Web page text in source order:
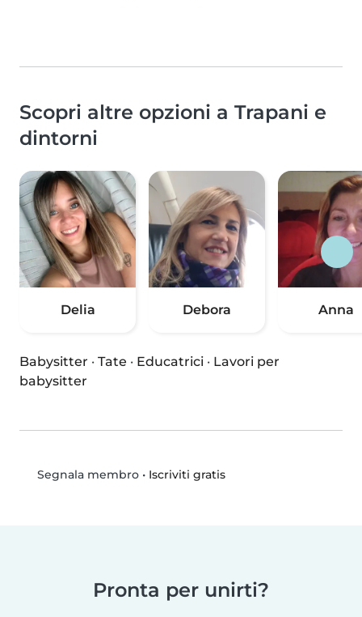
Scopri altre opzioni a Trapani e
dintorni
Delia Debora Anna
Babysitter · Tate · Educatrici · Lavori per
babysitter
Segnala membro• Iscriviti gratis
Pronta per unirti?